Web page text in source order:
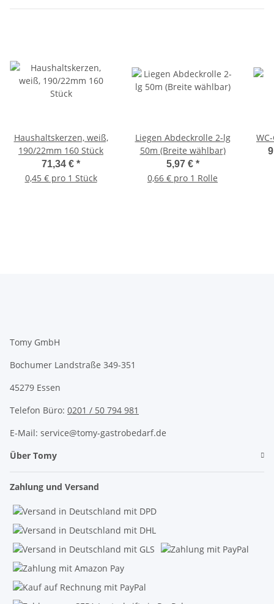
Haushaltskerzen, weiß,
190/22mm 160 Stück
71,34 € *
0,45 € pro 1 Stück
Liegen Abdeckrolle 2-lg
50m (Breite wählbar)
5,97 € *
0,66 € pro 1 Rolle
Tomy GmbH
Bochumer Landstraße 349-351
45279 Essen
Telefon Büro: 0201 / 50 794 981
E-Mail: service@tomy-gastrobedarf.de
Über Tomy
Zahlung und Versand